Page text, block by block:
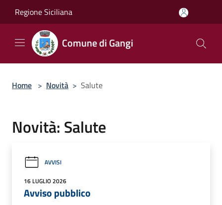
Regione Siciliana
Comune di Gangi
Home > Novità > Salute
Novità: Salute
AVVISI
16 LUGLIO 2026
Avviso pubblico